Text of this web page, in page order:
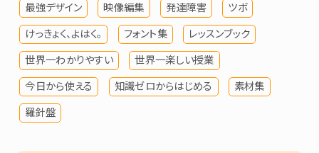
最強デザイン 映像編集 発達障害 ツボ
けっきょく、よはく。 フォント集 レッスンブック
世界一わかりやすい 世界一楽しい授業
今日から使える 知識ゼロからはじめる 素材集
羅針盤